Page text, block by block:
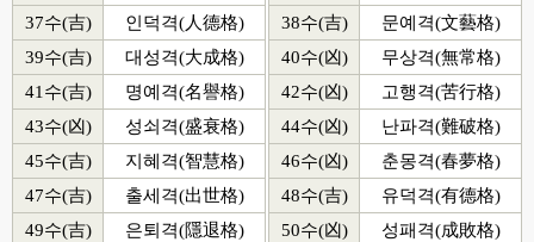
37수(吉)
인덕격(人德格) 38수(吉)
문예격(文藝格)
39수(吉)
대성격(大成格) 40수(凶)
무상격(無常格)
41수(吉)
명예격(名譽格) 42수(凶)
고행격(苦行格)
43수(凶)
성쇠격(盛衰格) 44수(凶)
난파격(難破格)
45수(吉)
지혜격(智慧格) 46수(凶)
춘몽격(春夢格)
47수(吉)
출세격(出世格) 48수(吉)
유덕격(有德格)
49수(吉)
은퇴격(隱退格) 50수(凶)
성패격(成敗格)